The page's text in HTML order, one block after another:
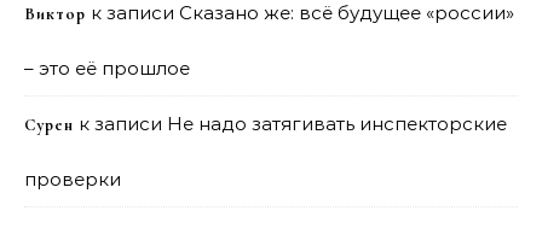
Виктор к записи Сказано же: всё будущее «россии»
– это её прошлое
Сурен к записи Не надо затягивать инспекторские
проверки